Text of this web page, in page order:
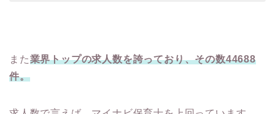
また業界トップの求人数を誇っており、その数44688
件。